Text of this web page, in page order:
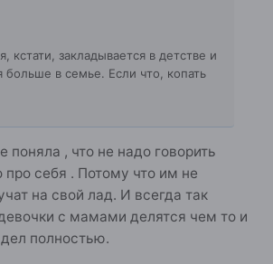
кстати, закладывается в детстве и
больше в семье. Если что, копать
поняла , что не надо говорить
про себя . Потому что им не
на свой лад. И всегда так
с мамами делятся чем то и
полностью.